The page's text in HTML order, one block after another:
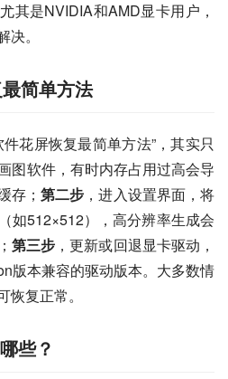
其是NVIDIA和AMD显卡用户，
。
简单方法
花屏恢复最简单方法”，其实只
图软件，有时内存占用过高会导
存；第二步 ，进入设置界面，将
如512×512），高分辨率生成会
第三步 ，更新或回退显卡驱动，
版本兼容的驱动版本。大多数情
复正常。
些？